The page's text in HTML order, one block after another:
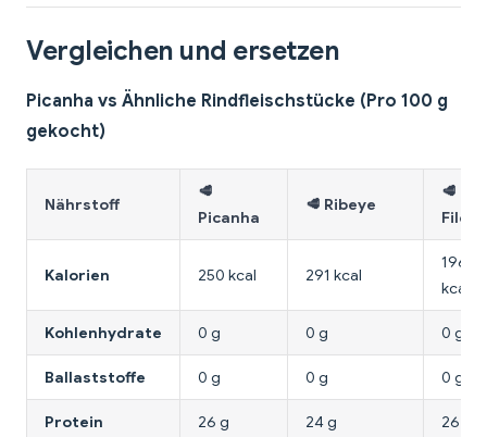
Vergleichen und ersetzen
Picanha vs Ähnliche Rindfleischstücke (Pro 100 g
gekocht)
Nährstoff
🥩
Picanha
🥩 Ribeye
🥩
Filet
Kalorien 250 kcal 291 kcal
196
kcal
Kohlenhydrate 0 g 0 g 0 g
Ballaststoffe 0 g 0 g 0 g
Protein 26 g 24 g 26 g